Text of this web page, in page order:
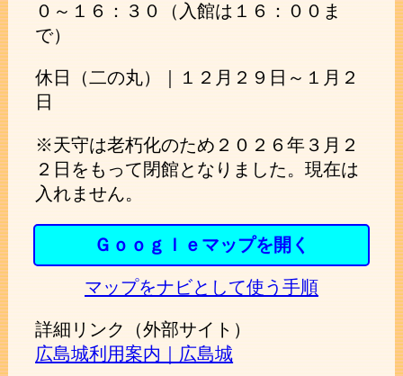
０～１６：３０（入館は１６：００ま
で）
休日（二の丸）｜１２月２９日～１月２
日
※天守は老朽化のため２０２６年３月２
２日をもって閉館となりました。現在は
入れません。
Ｇｏｏｇｌｅマップを開く
マップをナビとして使う手順
詳細リンク（外部サイト）
広島城利用案内｜広島城